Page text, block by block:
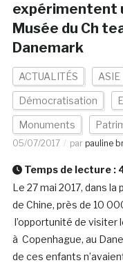
expérimentent
Musée du Ch
Danemark
ACTUALITÉS ASIE
Démocratisation
Monuments
05/07/2017 par pauline
Temps de lecture :
Le 27 mai 2017, dans la
de Chine, près de 10
l’opportunité de visiter
à Copenhague, au
de ces enfants